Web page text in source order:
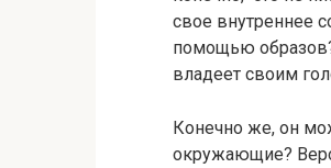
свое внутреннее
помощью
владеет своим
Конечно же, он
окружающие?